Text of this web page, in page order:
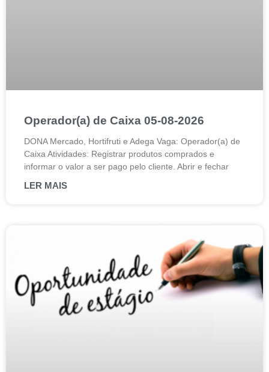
Operador(a) de Caixa 05-08-2026
DONA Mercado, Hortifruti e Adega Vaga: Operador(a) de
Caixa Atividades: Registrar produtos comprados e
informar o valor a ser pago pelo cliente. Abrir e fechar
LER MAIS